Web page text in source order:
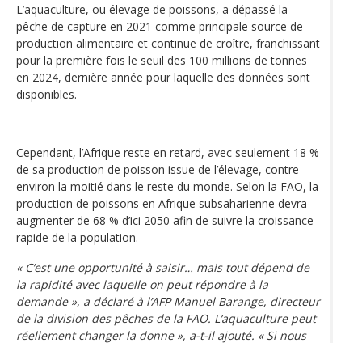
L’aquaculture, ou élevage de poissons, a dépassé la
pêche de capture en 2021 comme principale source de
production alimentaire et continue de croître, franchissant
pour la première fois le seuil des 100 millions de tonnes
en 2024, dernière année pour laquelle des données sont
disponibles.
Cependant, l’Afrique reste en retard, avec seulement 18 %
de sa production de poisson issue de l’élevage, contre
environ la moitié dans le reste du monde. Selon la FAO, la
production de poissons en Afrique subsaharienne devra
augmenter de 68 % d’ici 2050 afin de suivre la croissance
rapide de la population.
« C’est une opportunité à saisir… mais tout dépend de
la rapidité avec laquelle on peut répondre à la
demande », a déclaré à l’AFP Manuel Barange, directeur
de la division des pêches de la FAO. L’aquaculture peut
réellement changer la donne », a-t-il ajouté. « Si nous